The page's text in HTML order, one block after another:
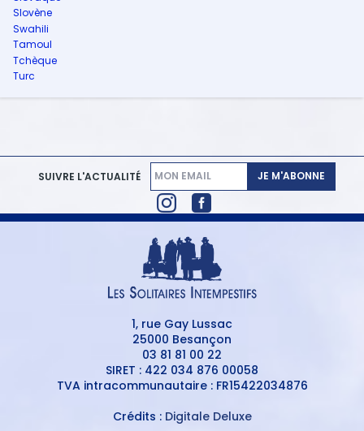
Slovène
Swahili
Tamoul
Tchèque
Turc
SUIVRE L'ACTUALITÉ JE M'ABONNE
1, rue Gay Lussac
25000 Besançon
03 81 81 00 22
SIRET : 422 034 876 00058
TVA intracommunautaire : FR15422034876
Crédits : Digitale Deluxe